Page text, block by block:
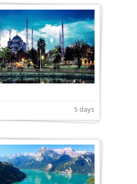
5 days